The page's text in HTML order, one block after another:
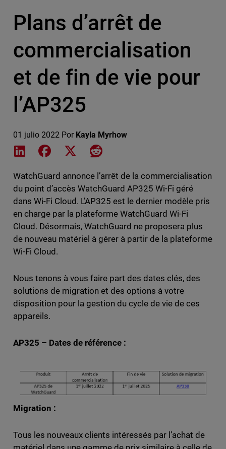
Plans d’arrêt de
commercialisation
et de fin de vie pour
l’AP325
01 julio 2022 Por Kayla Myrhow
Share on LinkedIn
Share on Facebook
Share on XShare on Reddit
WatchGuard annonce l’arrêt de la commercialisation
du point d’accès WatchGuard AP325 Wi-Fi géré
dans Wi-Fi Cloud. L’AP325 est le dernier modèle pris
en charge par la plateforme WatchGuard Wi-Fi
Cloud. Désormais, WatchGuard ne proposera plus
de nouveau matériel à gérer à partir de la plateforme
Wi-Fi Cloud.
Nous tenons à vous faire part des dates clés, des
solutions de migration et des options à votre
disposition pour la gestion du cycle de vie de ces
appareils.
AP325 – Dates de référence :
Migration :
Tous les nouveaux clients intéressés par l’achat de